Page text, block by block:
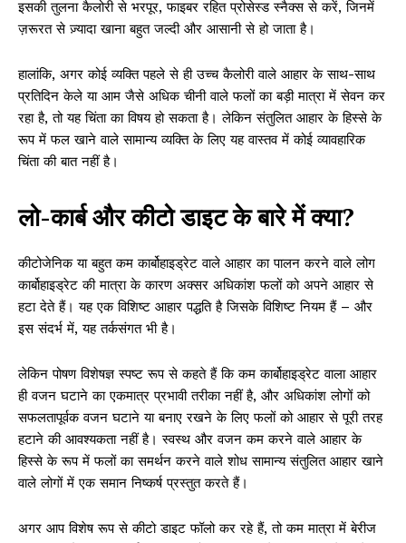
इसकी तुलना कैलोरी से भरपूर, फाइबर रहित प्रोसेस्ड स्नैक्स से करें, जिनमें
ज़रूरत से ज़्यादा खाना बहुत जल्दी और आसानी से हो जाता है।
हालांकि, अगर कोई व्यक्ति पहले से ही उच्च कैलोरी वाले आहार के साथ-साथ
प्रतिदिन केले या आम जैसे अधिक चीनी वाले फलों का बड़ी मात्रा में सेवन कर
रहा है, तो यह चिंता का विषय हो सकता है। लेकिन संतुलित आहार के हिस्से के
रूप में फल खाने वाले सामान्य व्यक्ति के लिए यह वास्तव में कोई व्यावहारिक
चिंता की बात नहीं है।
लो-कार्ब और कीटो डाइट के बारे में क्या?
कीटोजेनिक या बहुत कम कार्बोहाइड्रेट वाले आहार का पालन करने वाले लोग
कार्बोहाइड्रेट की मात्रा के कारण अक्सर अधिकांश फलों को अपने आहार से
हटा देते हैं। यह एक विशिष्ट आहार पद्धति है जिसके विशिष्ट नियम हैं – और
इस संदर्भ में, यह तर्कसंगत भी है।
लेकिन पोषण विशेषज्ञ स्पष्ट रूप से कहते हैं कि कम कार्बोहाइड्रेट वाला आहार
ही वजन घटाने का एकमात्र प्रभावी तरीका नहीं है, और अधिकांश लोगों को
सफलतापूर्वक वजन घटाने या बनाए रखने के लिए फलों को आहार से पूरी तरह
हटाने की आवश्यकता नहीं है। स्वस्थ और वजन कम करने वाले आहार के
हिस्से के रूप में फलों का समर्थन करने वाले शोध सामान्य संतुलित आहार खाने
वाले लोगों में एक समान निष्कर्ष प्रस्तुत करते हैं।
अगर आप विशेष रूप से कीटो डाइट फॉलो कर रहे हैं, तो कम मात्रा में बेरीज